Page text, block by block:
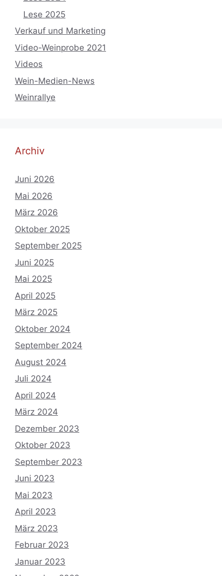
Lese 2025
Verkauf und Marketing
Video-Weinprobe 2021
Videos
Wein-Medien-News
Weinrallye
Archiv
Juni 2026
Mai 2026
März 2026
Oktober 2025
September 2025
Juni 2025
Mai 2025
April 2025
März 2025
Oktober 2024
September 2024
August 2024
Juli 2024
April 2024
März 2024
Dezember 2023
Oktober 2023
September 2023
Juni 2023
Mai 2023
April 2023
März 2023
Februar 2023
Januar 2023